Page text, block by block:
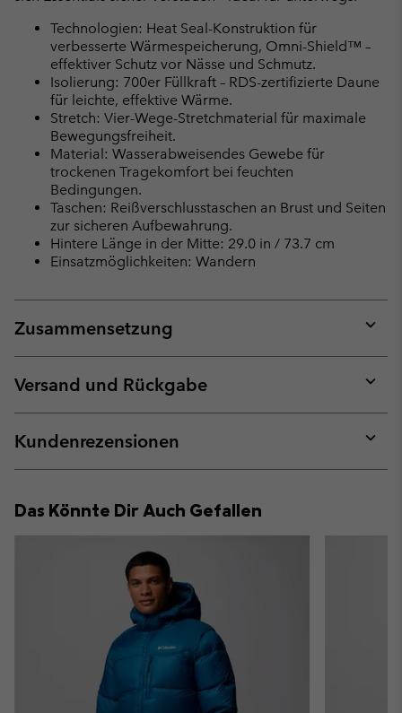
Technologien: Heat Seal-Konstruktion für
verbesserte Wärmespeicherung, Omni-Shield™ –
effektiver Schutz vor Nässe und Schmutz.
Isolierung: 700er Füllkraft – RDS-zertifizierte Daune
für leichte, effektive Wärme.
Stretch: Vier-Wege-Stretchmaterial für maximale
Bewegungsfreiheit.
Material: Wasserabweisendes Gewebe für
trockenen Tragekomfort bei feuchten
Bedingungen.
Taschen: Reißverschlusstaschen an Brust und Seiten
zur sicheren Aufbewahrung.
Hintere Länge in der Mitte: 29.0 in / 73.7 cm
Einsatzmöglichkeiten: Wandern
Zusammensetzung
or
Versand und Rückgabe
or
Kundenrezensionen
or
Das Könnte Dir Auch Gefallen